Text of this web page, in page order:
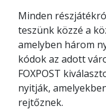
Minden
teszünk közzé a
amelyben három
kódok az adott
FOXPOST
nyitják,
rejtőznek.